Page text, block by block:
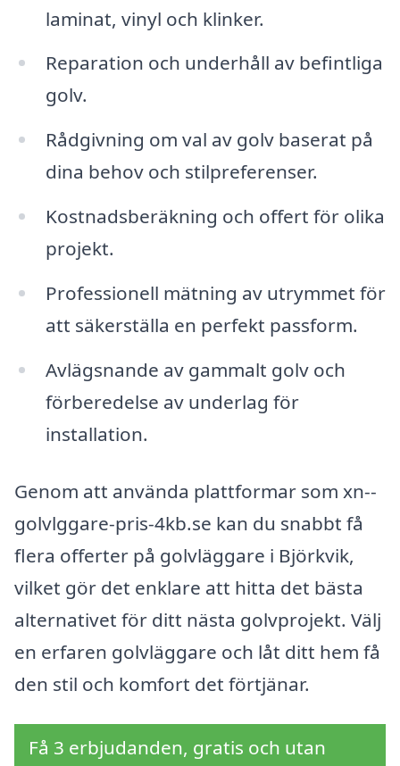
laminat, vinyl och klinker.
Reparation och underhåll av befintliga
golv.
Rådgivning om val av golv baserat på
dina behov och stilpreferenser.
Kostnadsberäkning och offert för olika
projekt.
Professionell mätning av utrymmet för
att säkerställa en perfekt passform.
Avlägsnande av gammalt golv och
förberedelse av underlag för
installation.
Genom att använda plattformar som xn--
golvlggare-pris-4kb.se kan du snabbt få
flera offerter på golvläggare i Björkvik,
vilket gör det enklare att hitta det bästa
alternativet för ditt nästa golvprojekt. Välj
en erfaren golvläggare och låt ditt hem få
den stil och komfort det förtjänar.
Få 3 erbjudanden, gratis och utan